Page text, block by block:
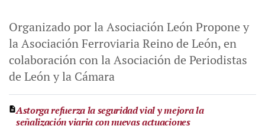
Organizado por la Asociación León Propone y
la Asociación Ferroviaria Reino de León, en
colaboración con la Asociación de Periodistas
de León y la Cámara
Astorga refuerza la seguridad vial y mejora la
señalización viaria con nuevas actuaciones